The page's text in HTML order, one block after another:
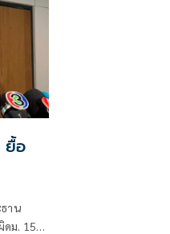
ยื้อ
าน
ม. 157